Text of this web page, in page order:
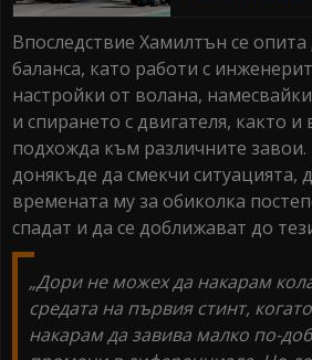
Впоследствие Хамилтън се
баланса, като работи с
настройки от волана,
и спирането с двигателя, както
подхожда към различните завои.
донякъде да смекчи ситуацията,
времената му за обиколка
спадат и да се доближават до
„Дори не можех да накарам
средата на първия стинт,
накарам да завива малко по-